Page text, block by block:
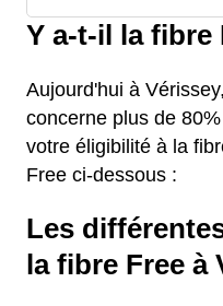
Y a-t-il la fibre
Aujourd'hui à
concerne plus de
votre éligibilité à la
Free ci-dessous :
Les
la fibre Free à